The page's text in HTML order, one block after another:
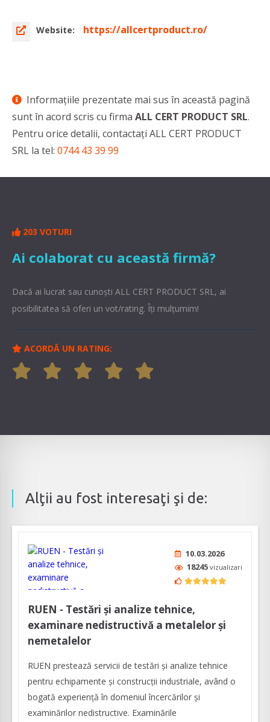
Website: https://allcertproduct.ro/
Informaţiile prezentate mai sus în această pagină
sunt în acord scris cu firma ALL CERT PRODUCT SRL.
Pentru orice detalii, contactaţi ALL CERT PRODUCT
SRL la tel: 0744 43 39 99
203 VOTURI
Ai colaborat cu această firmă?
Dacă ai lucrat sau cunoşti ALL CERT PRODUCT SRL, ai
posibilitatea să oferi un vot/rating. Îți mulțumim!
ACORDĂ UN RATING:
Alţii au fost interesaţi şi de:
10.03.2026
18245 vizualizari
RUEN - Testări și analize tehnice,
examinare nedistructivă a metalelor și
nemetalelor
RUEN prestează servicii de testări și analize tehnice
pentru echipamente și construcții industriale, având o
bogată experiență în domeniul încercărilor și
examinărilor nedistructive. Examinările